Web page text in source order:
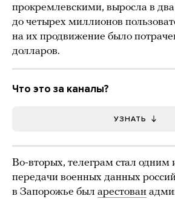
прокремлевскими, выросла в
до четырех миллионов
на их продвижение было
долларов.
Что это за каналы?
УЗНАТЬ
Во-вторых, телеграм стал одним
передачи военных данных
в Запорожье был арестован